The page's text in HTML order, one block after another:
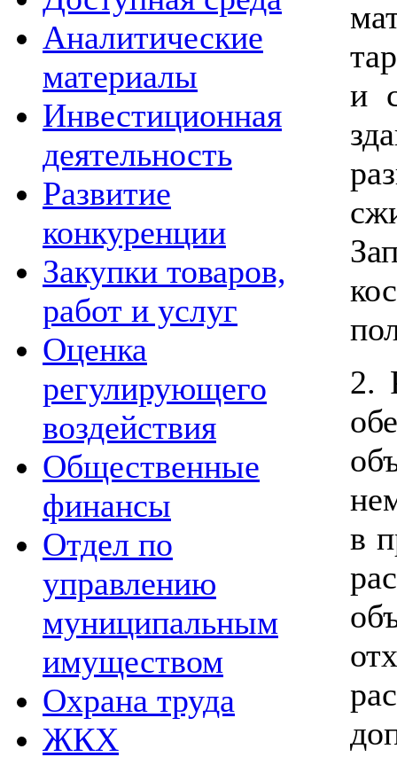
Аналитические
материалы
Инвестиционная
деятельность
Развитие
конкуренции
Закупки товаров,
работ и услуг
Оценка
регулирующего
воздействия
Общественные
финансы
Отдел по
управлению
муниципальным
имуществом
Охрана труда
ЖКХ
и
2.
в